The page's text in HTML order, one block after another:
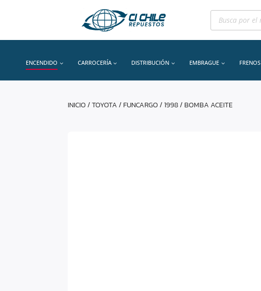
Búsqueda
productos
ENCENDIDO CARROCERÍA DISTRIBUCIÓN EMBRAGUE FRENOS
INICIO/TOYOTA/ FUNCARGO/1998/ BOMBA ACEITE